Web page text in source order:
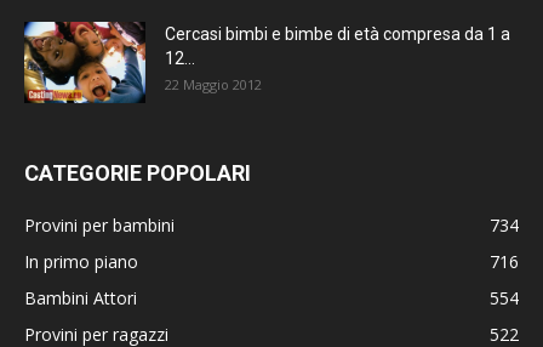
Cercasi bimbi e bimbe di età compresa da 1 a
12...
22 Maggio 2012
CATEGORIE POPOLARI
Provini per bambini
734
In primo piano
716
Bambini Attori
554
Provini per ragazzi
522